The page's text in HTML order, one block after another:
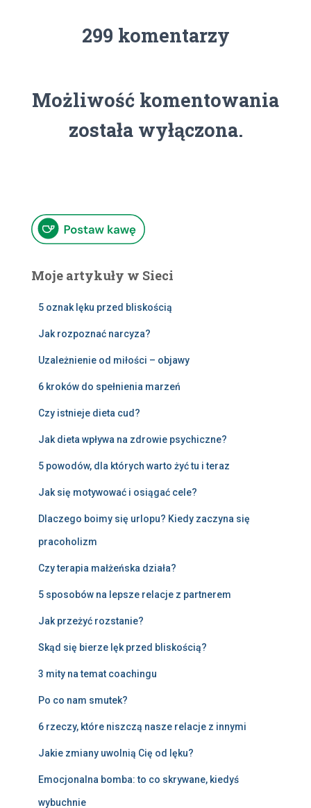
299 komentarzy
Możliwość komentowania
została wyłączona.
Moje artykuły w Sieci
5 oznak lęku przed bliskością
Jak rozpoznać narcyza?
Uzależnienie od miłości – objawy
6 kroków do spełnienia marzeń
Czy istnieje dieta cud?
Jak dieta wpływa na zdrowie psychiczne?
5 powodów, dla których warto żyć tu i teraz
Jak się motywować i osiągać cele?
Dlaczego boimy się urlopu? Kiedy zaczyna się
pracoholizm
Czy terapia małżeńska działa?
5 sposobów na lepsze relacje z partnerem
Jak przeżyć rozstanie?
Skąd się bierze lęk przed bliskością?
3 mity na temat coachingu
Po co nam smutek?
6 rzeczy, które niszczą nasze relacje z innymi
Jakie zmiany uwolnią Cię od lęku?
Emocjonalna bomba: to co skrywane, kiedyś
wybuchnie